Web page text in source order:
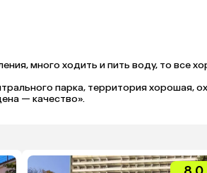
много ходить и пить воду, то все
парка, территория хорошая,